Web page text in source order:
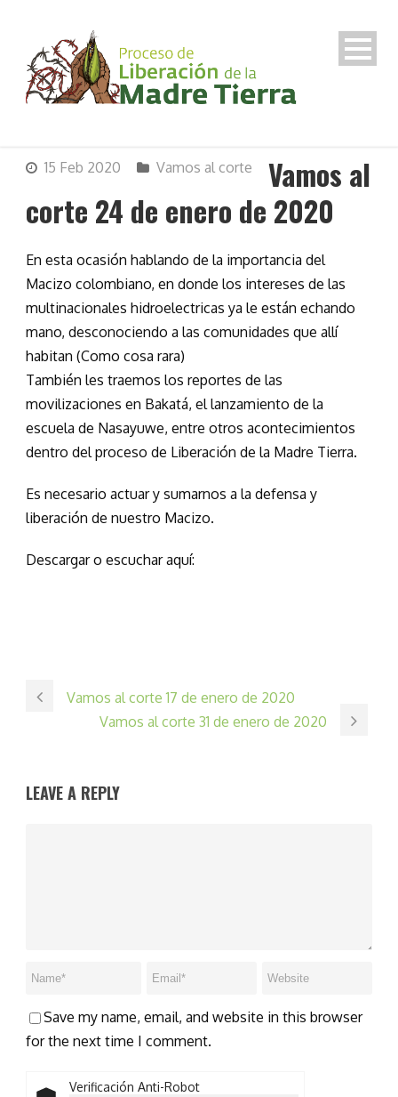
15 Feb 2020 Vamos al corte
Vamos al
corte 24 de enero de 2020
En esta ocasión hablando de la importancia del
Macizo colombiano, en donde los intereses de las
multinacionales hidroelectricas ya le están echando
mano, desconociendo a las comunidades que allí
habitan (Como cosa rara)
También les traemos los reportes de las
movilizaciones en Bakatá, el lanzamiento de la
escuela de Nasayuwe, entre otros acontecimientos
dentro del proceso de Liberación de la Madre Tierra.
Es necesario actuar y sumarnos a la defensa y
liberación de nuestro Macizo.
Descargar o escuchar aquí:
Vamos al corte 17 de enero de 2020
Vamos al corte 31 de enero de 2020
LEAVE A REPLY
Save my name, email, and website in this browser
for the next time I comment.
Verificación Anti-Robot